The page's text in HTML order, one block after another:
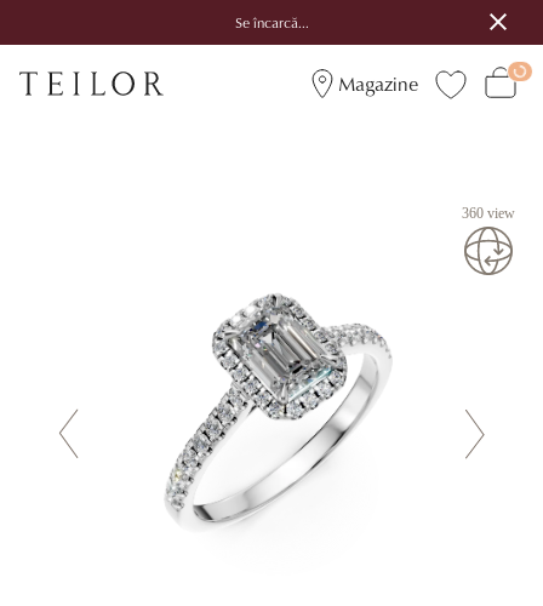
Se încarcă...
Magazine
360 view